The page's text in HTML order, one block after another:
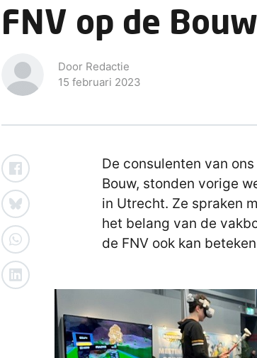
FNV op de
Door Redactie
15 februari 2023
De consulenten van
Bouw, stonden vorige
in Utrecht. Ze spraken
het belang van de
de FNV ook kan